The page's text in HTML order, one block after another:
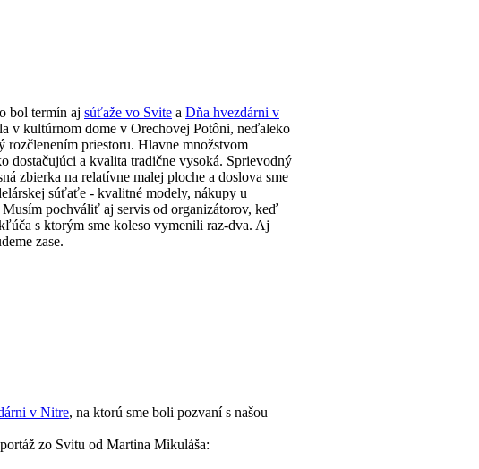
bol termín aj súťaže vo Svite a Dňa hvezdárni v
v kultúrnom dome v Orechovej Potôni, neďaleko
rozčlenením priestoru. Hlavne množstvom
dostačujúci a kvalita tradične vysoká. Sprievodný
zbierka na relatívne malej ploche a doslova sme
súťaťe - kvalitné modely, nákupy u
pochváliť aj servis od organizátorov, keď
s ktorým sme koleso vymenili raz-dva. Aj
zase.
v Nitre, na ktorú sme boli pozvaní s našou
zo Svitu od Martina Mikuláša: